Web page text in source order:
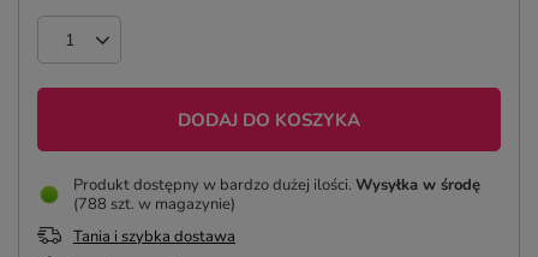
DODAJ DO KOSZYKA
Produkt dostępny w bardzo dużej ilości Wysyłka w środę
(788 szt. w magazynie)
Tania i szybka dostawa